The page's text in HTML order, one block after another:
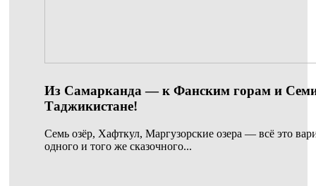
Из Самарканда — к Фанским горам и
Таджикистане!
Семь озёр, Хафткул, Маргузорские озера — всё это
одного и того же сказочного...